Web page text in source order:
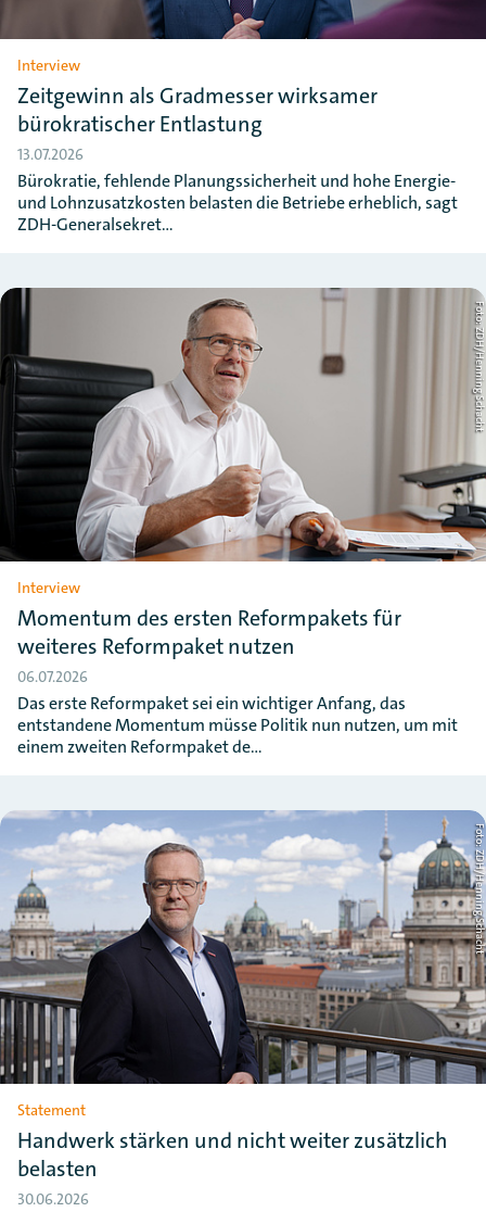
Interview
Zeitgewinn als Gradmesser wirksamer
bürokratischer Entlastung
13.07.2026
Bürokratie, fehlende Planungssicherheit und hohe Energie-
und Lohnzusatzkosten belasten die Betriebe erheblich, sagt
ZDH-Generalsekret…
Foto: ZDH/Henning Schacht
Interview
Momentum des ersten Reformpakets für
weiteres Reformpaket nutzen
06.07.2026
Das erste Reformpaket sei ein wichtiger Anfang, das
entstandene Momentum müsse Politik nun nutzen, um mit
einem zweiten Reformpaket de…
Foto: ZDH/Henning Schacht
Statement
Handwerk stärken und nicht weiter zusätzlich
belasten
30.06.2026